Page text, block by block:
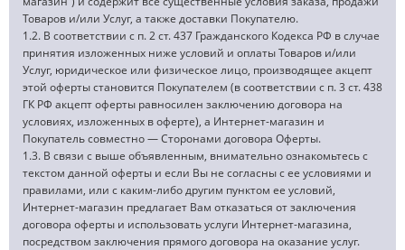
Товаров и/или Услуг, а также доставки Покупателю.
1.2. В соответствии с п. 2 ст. 437 Гражданского Кодекса РФ в случае
принятия изложенных ниже условий и оплаты Товаров и/или
Услуг, юридическое или физическое лицо, производящее акцепт
этой оферты становится Покупателем (в соответствии с п. 3 ст. 438
ГК РФ акцепт оферты равносилен заключению договора на
условиях, изложенных в оферте), а Интернет-магазин и
Покупатель совместно — Сторонами договора Оферты.
1.3. В связи с выше объявленным, внимательно ознакомьтесь с
текстом данной оферты и если Вы не согласны с ее условиями и
правилами, или с каким-либо другим пунктом ее условий,
Интернет-магазин предлагает Вам отказаться от заключения
договора оферты и использовать услуги Интернет-магазина,
посредством заключения прямого договора на оказание услуг.